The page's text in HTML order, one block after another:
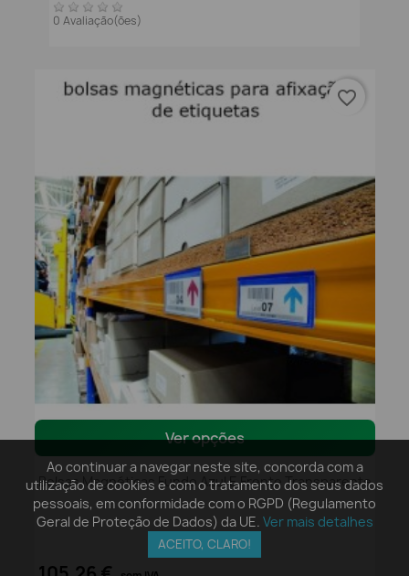
0 Avaliação(ões)
Ver opções
Bolsas Magnéticas Fundo Azul E Frente Transparente
favorite_border
Ao continuar a navegar neste site, concorda com a
utilização de cookies e com o tratamento dos seus dados
pessoais, em conformidade com o RGPD (Regulamento
Geral de Proteção de Dados) da UE. Ver mais detalhes
ACEITO, CLARO!